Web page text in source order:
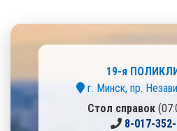
19-я
г. Минск, пр.
Стол справок
8-017-